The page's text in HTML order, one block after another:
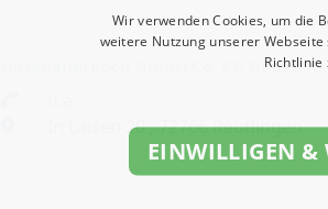
HasenauerKoch GmbH Co. KG
In Laisen 20 , 72766 Reutlingen
Wir verwenden Cookies, um die
weitere Nutzung unserer
Richtlinie
EINWILLIGEN &